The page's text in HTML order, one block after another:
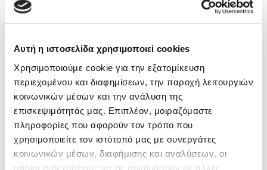
Αυτή η ιστοσελίδα χρησιμοποιεί cookies
Χρησιμοποιούμε cookie για την εξατομίκευση
περιεχομένου και διαφημίσεων, την παροχή λειτουργιών
κοινωνικών μέσων και την ανάλυση της
επισκεψιμότητάς μας. Επιπλέον, μοιραζόμαστε
πληροφορίες που αφορούν τον τρόπο που
χρησιμοποιείτε τον ιστότοπό μας με συνεργάτες
κοινωνικών μέσων, διαφήμισης και αναλύσεων, οι
οποίοι ενδεχομένως να τις συνδυάσουν με άλλες
Τα μαλακά, μεγάλα μπισκότα ΑΛΛΑΤΙΝΗ με γιαούρτι
σακουλάκια του ενός μπισκότου, διατηρώντας έτσι όλη τη
γεύση τους μέχρι την κατανάλωσή τους, δίνοντας τη
δυνατότητα στους φανατικούς οπαδούς τους να τα
απολαμβάνουν είτε στο πρωινό είτε σαν ένα νόστιμο σνακ
κάθε στιγμή της ημέρας.
Τα νέαSoft Cookieδημητριακών 100% Ολικής Άλεσης
διατηρούν αναλλοίωτη τηνΚαλοσύνη, μία από τις
διαχρονικές αξίες της μάρκας ΑΛΛΑΤΙΝΗ που βρίσκεται
στη βάση της σύγχρονης ισορροπημένης διατροφής.
Καλοσύνη για τη μάρκα ΑΛΛΑΤΙΝΗ σημαίνει προϊόντα